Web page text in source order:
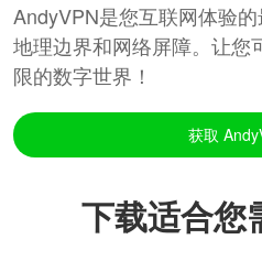
AndyVPN是您互联网体验
地理边界和网络屏障。让您
限的数字世界！
获取
下载适合您